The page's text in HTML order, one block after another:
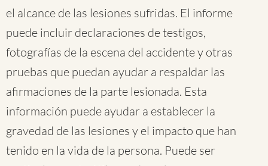
el alcance de las lesiones sufridas. El informe
puede incluir declaraciones de testigos,
fotografías de la escena del accidente y otras
pruebas que puedan ayudar a respaldar las
afirmaciones de la parte lesionada. Esta
información puede ayudar a establecer la
gravedad de las lesiones y el impacto que han
tenido en la vida de la persona. Puede ser